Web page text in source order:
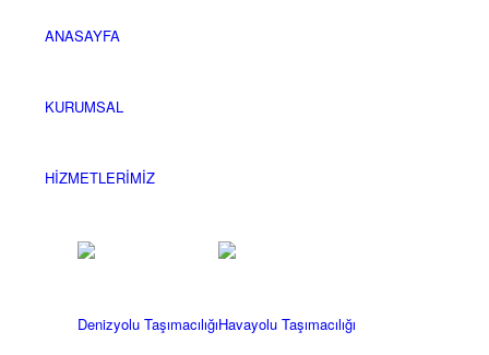
ANASAYFA
KURUMSAL
HİZMETLERİMİZ
Denizyolu TaşımacılığıHavayolu Taşımacılığı